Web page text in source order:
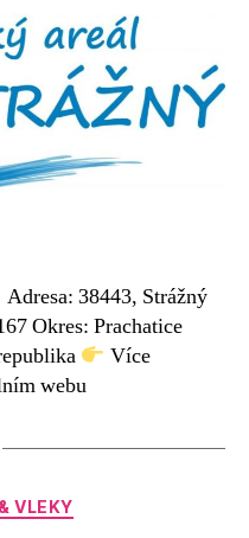
Lyžařské
vleky
Strážný
Adresa: 38443, Strážný
Okres: Prachatice
Více
webu
VLEKY